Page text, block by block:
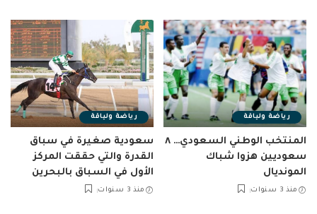
رياضة ولياقة
المنتخب الوطني السعودي… ٨
سعوديين هزوا شباك
المونديال
منذ 3 سنوات
رياضة ولياقة
سعودية صغيرة في سباق
القدرة والتي حققت المركز
الأول في السباق بالبحرين
منذ 3 سنوات